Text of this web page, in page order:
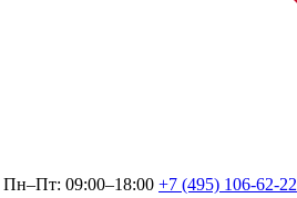
Пн–Пт: 09:00–18:00 +7 (495) 106-62-22